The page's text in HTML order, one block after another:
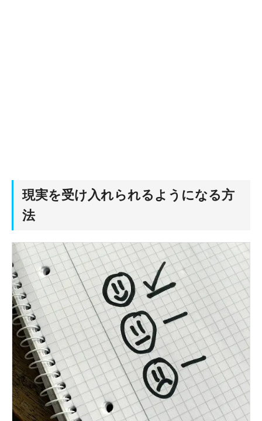
現実を受け入れられるようになる方
法